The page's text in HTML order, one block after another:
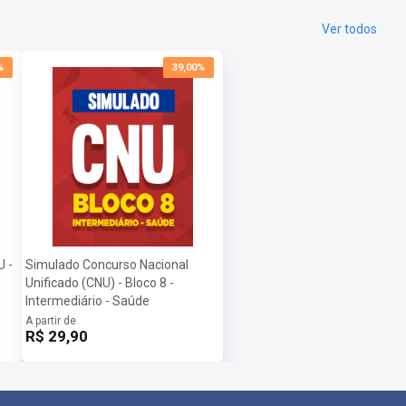
Ver todos
-
39,00%
Simulado Concurso Nacional
Unificado (CNU) - Bloco 8 -
Intermediário - Saúde
A partir de
R$ 29,90